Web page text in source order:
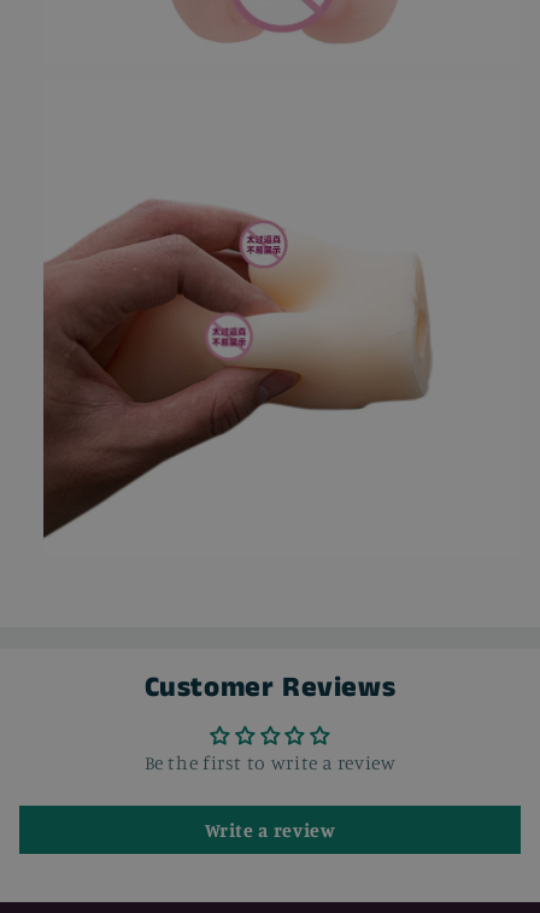
Customer Reviews
Be the first to write a review
Write a review